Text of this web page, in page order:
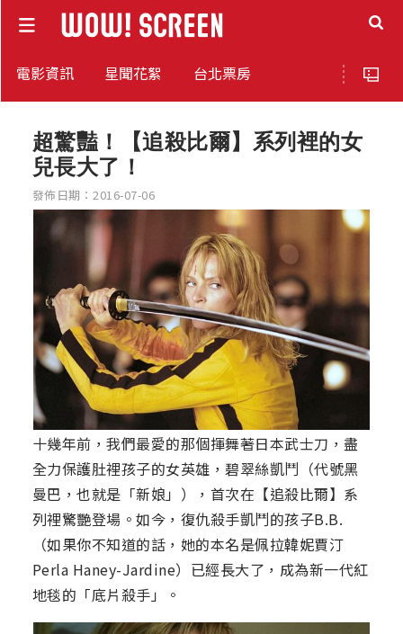
電影資訊 星聞花絮 台北票房
超驚豔！【追殺比爾】系列裡的女
兒長大了！
發佈日期：2016-07-06
十幾年前，我們最愛的那個揮舞著日本武士刀，盡
全力保護肚裡孩子的女英雄，碧翠絲凱鬥（代號黑
曼巴，也就是「新娘」），首次在【追殺比爾】系
列裡驚艷登場。如今，復仇殺手凱鬥的孩子B.B.
（如果你不知道的話，她的本名是佩拉韓妮賈汀
Perla Haney-Jardine）已經長大了，成為新一代紅
地毯的「底片殺手」。